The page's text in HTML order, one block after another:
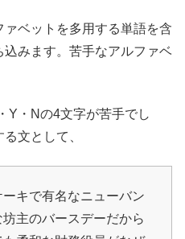
ベットを多用する単語を含
みます。苦手なアルファベ
Y・Nの4文字が苦手でし
文として、
キで有名なニューバン
主のバースデーだから